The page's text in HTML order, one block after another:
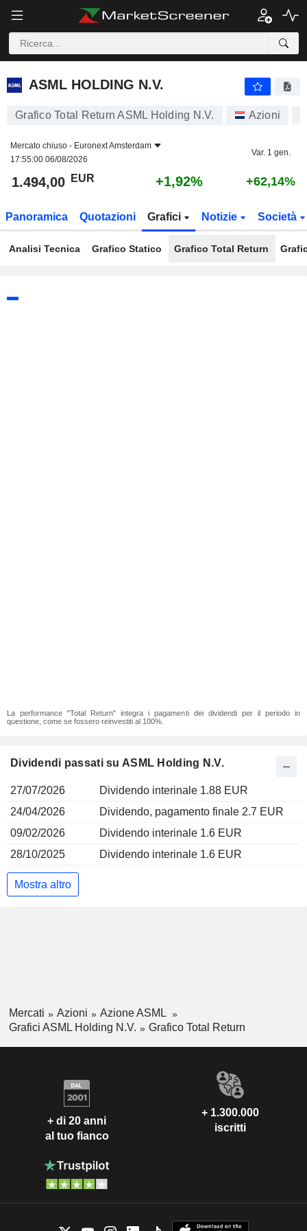
ASML HOLDING N.V.
ASML HOLDING N.V.
Grafico Total Return ASML Holding N.V. Azioni
Mercato chiuso - Euronext Amsterdam
17:55:00 06/08/2026
Var. 1 gen.
1.494,00 EUR +1,92% +62,14%
Panoramica Quotazioni Grafici Notizie Società
Analisi Tecnica Grafico Statico Grafico Total Return
La performance "Total Return" integra i pagamenti dei dividendi per il periodo in
questione, come se fossero reinvestiti al 100%.
Dividendi passati su ASML Holding N.V.
27/07/2026
Dividendo interinale 1.88 EUR
24/04/2026
Dividendo, pagamento finale 2.7 EUR
09/02/2026
Dividendo interinale 1.6 EUR
28/10/2025
Dividendo interinale 1.6 EUR
Mostra altro
Mercati Azioni
Azione ASML
Grafici ASML Holding N.V.
Grafico Total Return
+ di 20 anni
al tuo fianco
+ 1.300.000
iscritti